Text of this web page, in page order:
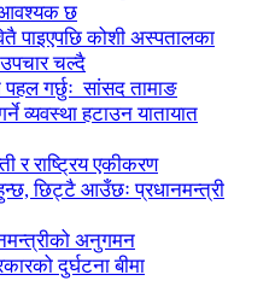
आवश्यक छ
पाइएपछि कोशी अस्पतालका
चल्दै
गर्छुः सांसद तामाङ
व्यवस्था हटाउन यातायात
र राष्ट्रिय एकीकरण
छिट्टै आउँछः प्रधानमन्त्री
अनुगमन
दुर्घटना बीमा